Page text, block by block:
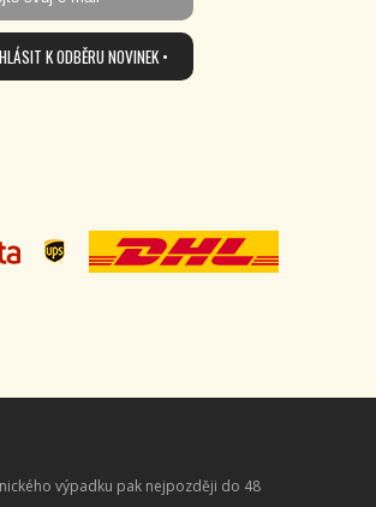
K ODBĚRU NOVINEK •
výpadku pak nejpozději do 48